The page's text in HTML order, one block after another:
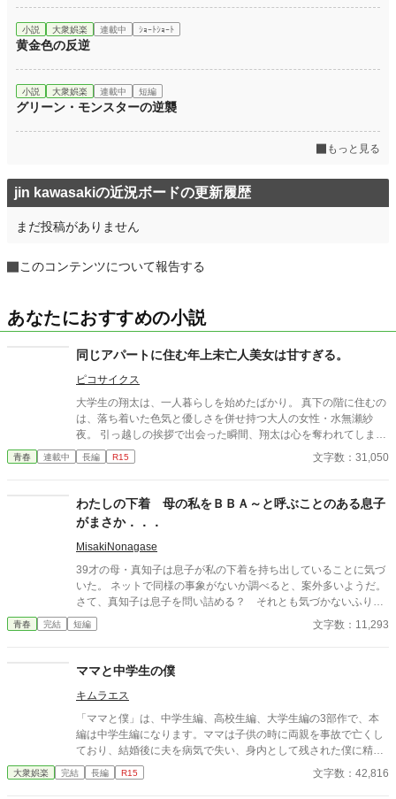
小説 大衆娯楽 連載中 ｼｮｰﾄｼｮｰﾄ
黄金色の反逆
小説 大衆娯楽 連載中 短編
グリーン・モンスターの逆襲
もっと見る
jin kawasakiの近況ボードの更新履歴
まだ投稿がありません
このコンテンツについて報告する
あなたにおすすめの小説
同じアパートに住む年上未亡人美女は甘すぎる。
ピコサイクス
大学生の翔太は、一人暮らしを始めたばかり。 真下の階に住むの
は、落ち着いた色気と優しさを併せ持つ大人の女性・水無瀬紗
夜。 引っ越しの挨拶で出会った瞬間、翔太は心を奪われてしま
う。 偶然にもアルバイト先のスーパーで再会した彼女は、翔太を
すぐに採用し、温かく仕事を教えてくれる存在だった。 ある日の
紗夜の部屋でご飯をご馳走になるほど親密に。 優しくて穏やかで
――その色気に触れるたび、翔太の心は揺れていく。 大人の女性
と大学生、甘くちょっぴり刺激的な同居生活（？）がはじまる。
青春 連載中 長編 R15 文字数：31,050
わたしの下着 母の私をＢＢＡ～と呼ぶことのある息子
がまさか．．．
MisakiNonagase
39才の母・真知子は息子が私の下着を持ち出していることに気づ
いた。 ネットで同様の事象がないか調べると、案外多いようだ。
さて、真知子は息子を問い詰める？ それとも気づかないふりを
青春 完結 短編 文字数：11,293
ママと中学生の僕
キムラエス
「ママと僕」は、中学生編、高校生編、大学生編の3部作で、本
編は中学生編になります。ママは子供の時に両親を事故で亡くし
ており、結婚後に夫を病気で失い、身内として残された僕に精神
的に依存をするようになる。幼少期の「僕」はそのママの依存が
嬉しく、素敵なママに甘える閉鎖的な生活を当たり前のことと考
大衆娯楽 完結 長編 R15 文字数：42,816